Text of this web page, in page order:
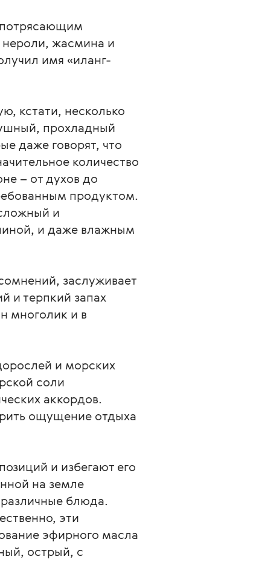
потрясающим
жасмина и
имя «иланг-
кстати, несколько
прохладный
даже говорят, что
количество
– от духов до
продуктом.
и
и даже влажным
заслуживает
и терпкий запах
многолик и в
и морских
соли
аккордов.
ощущение отдыха
и избегают его
на земле
блюда.
эти
эфирного масла
острый, с